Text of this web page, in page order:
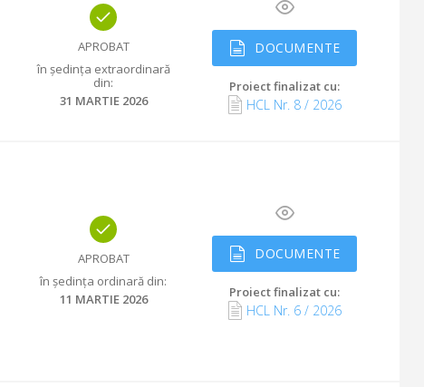
APROBAT
în ședința extraordinară
din:
31 MARTIE 2026
DOCUMENTE
Proiect finalizat cu:
HCL Nr. 8/ 2026
APROBAT
în ședința ordinară din:
11 MARTIE 2026
DOCUMENTE
Proiect finalizat cu:
HCL Nr. 6/ 2026